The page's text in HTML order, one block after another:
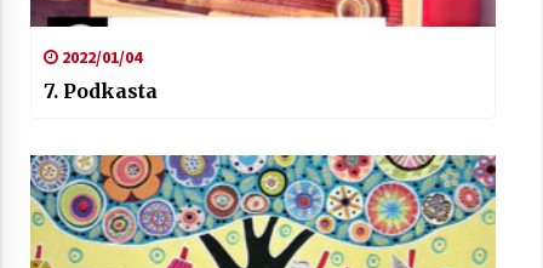
2022/01/04
7. Podkasta